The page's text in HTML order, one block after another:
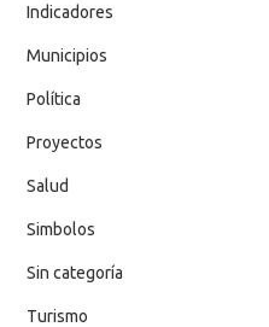
Indicadores
Municipios
Política
Proyectos
Salud
Simbolos
Sin categoría
Turismo